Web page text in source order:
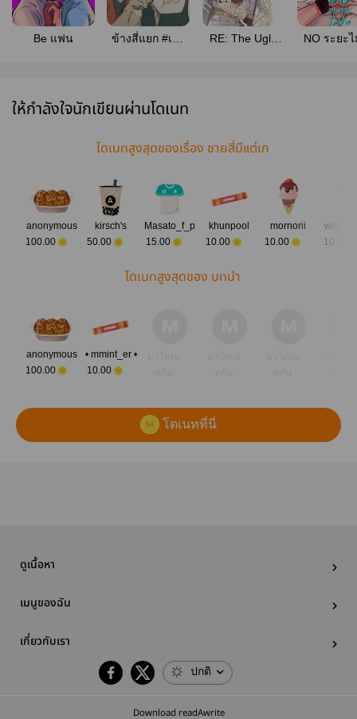
Be แฟน
ข้างสี่แยก #เฮีย
RE: The Ugly
NO ระยะ
ให้กำลังใจนักเขียนผ่านโดเนท
โดเนทสูงสุดของเรื่อง ชายสี่มีแต่เก
anonymous
100.00
kirsch's
50.00
Masato_f_p
15.00
khunpool
10.00
mornorii
10.00
will be
10.00
โดเนทสูงสุดของ บทนำ
anonymous
100.00
• mmint_er •
10.00
โดเนทที่นี่
ดูเนื้อหา
เมนูของฉัน
เกี่ยวกับเรา
ปกติ
Download readAwrite